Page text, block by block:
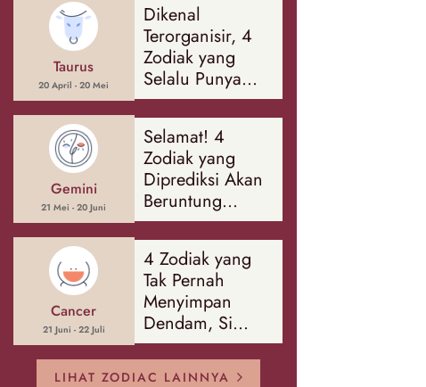
Taurus
20 April - 20 Mei
Dikenal
Terorganisir, 4
Zodiak yang
Selalu Punya
Rencana
Cadangan Soal
Banyak Hal
Gemini
21 Mei - 20 Juni
Selamat! 4
Zodiak yang
Diprediksi Akan
Beruntung
Sepanjang
Agustus 2026
Cancer
21 Juni - 22 Juli
4 Zodiak yang
Tak Pernah
Menyimpan
Dendam, Si
Paling Mudah
Memaafkan!
LIHAT ZODIAC LAINNYA